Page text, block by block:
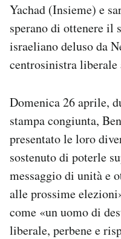
Yachad (Insieme) e
sperano di ottenere il
israeliano deluso da
centrosinistra liberale
Domenica 26 aprile,
stampa congiunta,
presentato le loro
sostenuto di poterle
messaggio di unità e
alle prossime
come «un uomo di
liberale, perbene e